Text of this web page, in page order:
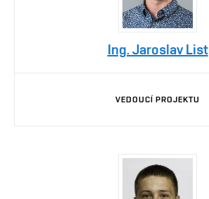
Ing. Jaroslav List
VEDOUCÍ PROJEKTU